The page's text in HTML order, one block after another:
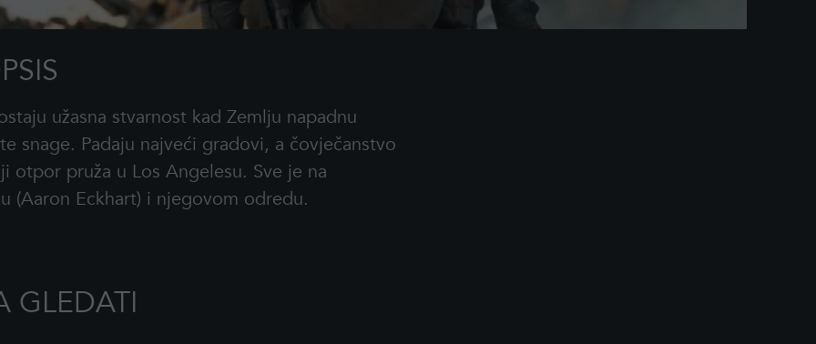
užasna stvarnost kad Zemlju napadnu
snage. Padaju najveći gradovi, a čovječanstvo
otpor pruža u Los Angelesu. Sve je na
(Aaron Eckhart) i njegovom odredu.
GLEDATI